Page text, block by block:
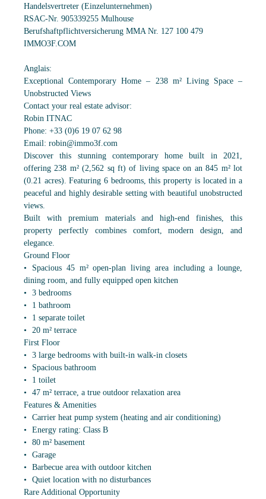
Handelsvertreter (Einzelunternehmen)
RSAC-Nr. 905339255 Mulhouse
Berufshaftpflichtversicherung MMA Nr. 127 100 479
IMMO3F.COM
Anglais:
Exceptional Contemporary Home – 238 m² Living Space –
Unobstructed Views
Contact your real estate advisor:
Robin ITNAC
Phone: +33 (0)6 19 07 62 98
Email: robin@immo3f.com
Discover this stunning contemporary home built in 2021,
offering 238 m² (2,562 sq ft) of living space on an 845 m² lot
(0.21 acres). Featuring 6 bedrooms, this property is located in a
peaceful and highly desirable setting with beautiful unobstructed
views.
Built with premium materials and high-end finishes, this
property perfectly combines comfort, modern design, and
elegance.
Ground Floor
Spacious 45 m² open-plan living area including a lounge,
dining room, and fully equipped open kitchen
3 bedrooms
1 bathroom
1 separate toilet
20 m² terrace
First Floor
3 large bedrooms with built-in walk-in closets
Spacious bathroom
1 toilet
47 m² terrace, a true outdoor relaxation area
Features & Amenities
Carrier heat pump system (heating and air conditioning)
Energy rating: Class B
80 m² basement
Garage
Barbecue area with outdoor kitchen
Quiet location with no disturbances
Rare Additional Opportunity